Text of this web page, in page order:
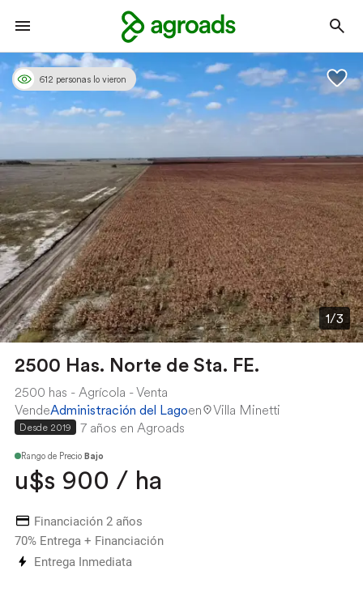
1/3
612 personas lo vieron
2500 Has. Norte de Sta. FE.
2500 has Agrícola
Venta
VendeAdministración del Lagoen Villa Minetti
Desde 2019 7 años en Agroads
Rango de Precio Bajo
u$s 900 / ha
Financiación 2 años
70% Entrega + Financiación
Entrega Inmediata